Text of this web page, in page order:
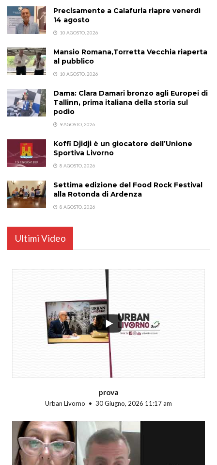
Precisamente a Calafuria riapre venerdì
14 agosto
10 AGOSTO, 2026
Mansio Romana,Torretta Vecchia riaperta
al pubblico
10 AGOSTO, 2026
Dama: Clara Damari bronzo agli Europei di
Tallinn, prima italiana della storia sul
podio
9 AGOSTO, 2026
Koffi Djidji è un giocatore dell’Unione
Sportiva Livorno
8 AGOSTO, 2026
Settima edizione del Food Rock Festival
alla Rotonda di Ardenza
8 AGOSTO, 2026
Ultimi Video
prova
Urban Livorno 30 Giugno, 2026 11:17 am